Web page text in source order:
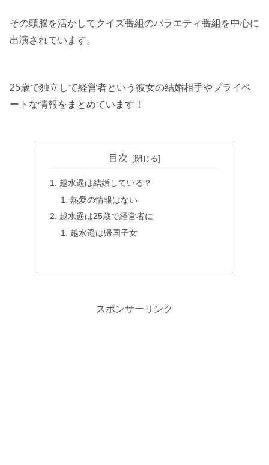
その頭脳を活かしてクイズ番組のバラエティ番組を中心に
出演されています。
25歳で独立して経営者という彼女の結婚相手やプライベ
ートな情報をまとめています！
目次
越水遥は結婚している？
熱愛の情報はない
越水遥は25歳で経営者に
越水遥は帰国子女
スポンサーリンク